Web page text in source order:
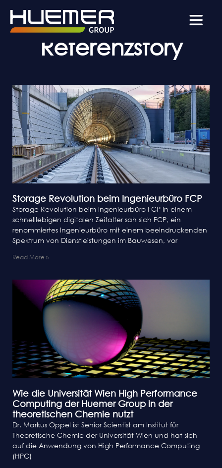
Category:
Referenzstory
Storage Revolution beim Ingenieurbüro FCP
Storage Revolution beim Ingenieurbüro FCP In einem
schnelllebigen digitalen Zeitalter sah sich FCP, ein
renommiertes Ingenieurbüro mit einem beeindruckenden
Spektrum von Dienstleistungen im Bauwesen, vor
Read More »
Wie die Universität Wien High Performance
Computing der Huemer Group in der
theoretischen Chemie nutzt
Dr. Markus Oppel ist Senior Scientist am Institut für
Theoretische Chemie der Universität Wien und hat sich
auf die Anwendung von High Performance Computing
(HPC)